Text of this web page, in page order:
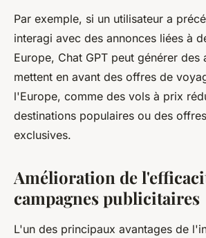
Par exemple, si un utilisateur a
interagi avec des annonces liées à
Europe, Chat GPT peut générer des
mettent en avant des offres de
l'Europe, comme des vols à prix
destinations populaires ou des
exclusives.
Amélioration de
campagnes publicitaires
L'un des principaux avantages de